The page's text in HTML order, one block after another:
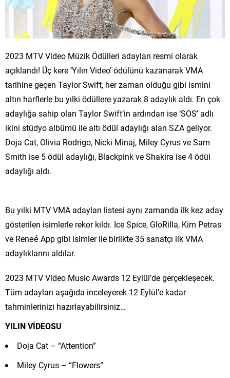
2023 MTV Video Müzik Ödülleri adayları resmi olarak
açıklandı! Üç kere ‘Yılın Video’ ödülünü kazanarak VMA
tarihine geçen Taylor Swift, her zaman olduğu gibi ismini
altın harflerle bu yılki ödüllere yazarak 8 adaylık aldı. En çok
adaylığa sahip olan Taylor Swift’in ardından ise ‘SOS’ adlı
ikini stüdyo albümü ile altı ödül adaylığı alan SZA geliyor.
Doja Cat, Olivia Rodrigo, Nicki Minaj, Miley Cyrus ve Sam
Smith ise 5 ödül adaylığı, Blackpink ve Shakira ise 4 ödül
adaylığı aldı.
Bu yılki MTV VMA adayları listesi aynı zamanda ilk kez aday
gösterilen isimlerle rekor kıldı. Ice Spice, GloRilla, Kim Petras
ve Reneé App gibi isimler ile birlikte 35 sanatçı ilk VMA
adaylıklarını aldılar.
2023 MTV Video Music Awards 12 Eylül’de gerçekleşecek.
Tüm adayları aşağıda inceleyerek 12 Eylül’e kadar
tahminlerinizi hazırlayabilirsiniz…
YILIN VİDEOSU
Doja Cat – “Attention”
Miley Cyrus – “Flowers”